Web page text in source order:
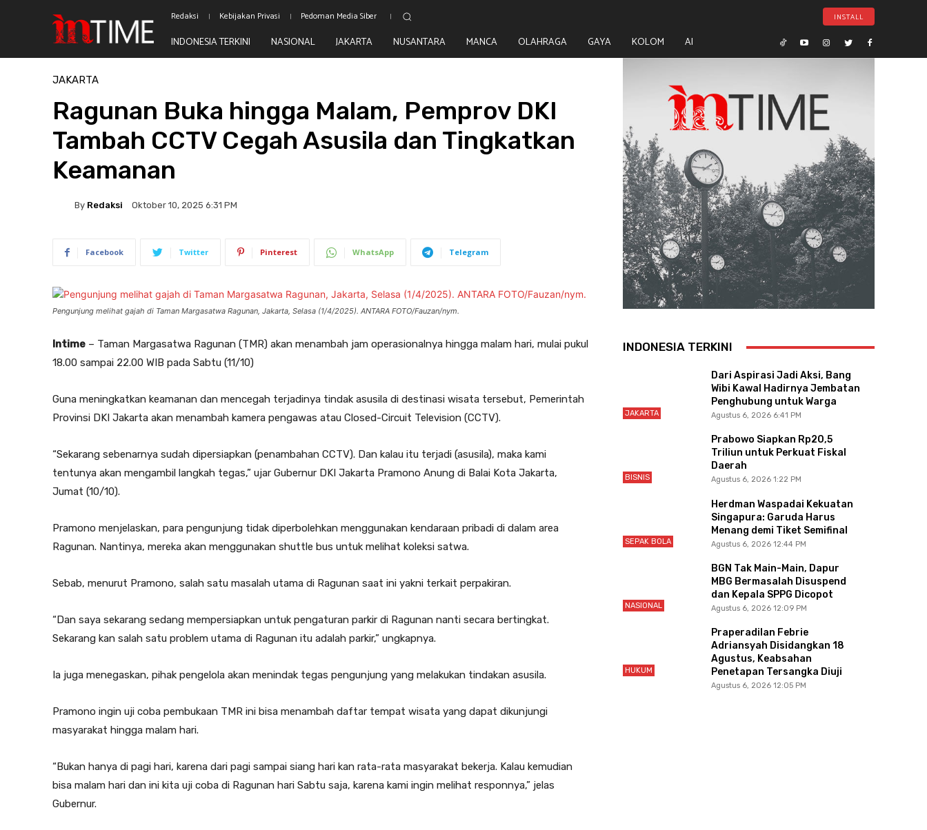
Redaksi Kebijakan Privasi Pedoman Media Siber INSTALL
INDONESIA TERKINI NASIONAL JAKARTA NUSANTARA MANCA OLAHRAGA GAYA KOLOM AI
Beranda Jakarta
JAKARTA
Ragunan Buka hingga Malam, Pemprov DKI
Tambah CCTV Cegah Asusila dan Tingkatkan
Keamanan
By Redaksi Oktober 10, 2025 6:31 PM
Facebook Twitter Pinterest WhatsApp Telegram
Pengunjung melihat gajah di Taman Margasatwa Ragunan, Jakarta, Selasa (1/4/2025). ANTARA FOTO/Fauzan/nym.
Intime – Taman Margasatwa Ragunan (TMR) akan menambah jam operasionalnya hingga malam hari, mulai pukul
18.00 sampai 22.00 WIB pada Sabtu (11/10)
Guna meningkatkan keamanan dan mencegah terjadinya tindak asusila di destinasi wisata tersebut, Pemerintah
Provinsi DKI Jakarta akan menambah kamera pengawas atau Closed-Circuit Television (CCTV).
“Sekarang sebenarnya sudah dipersiapkan (penambahan CCTV). Dan kalau itu terjadi (asusila), maka kami
tentunya akan mengambil langkah tegas,” ujar Gubernur DKI Jakarta Pramono Anung di Balai Kota Jakarta,
Jumat (10/10).
Pramono menjelaskan, para pengunjung tidak diperbolehkan menggunakan kendaraan pribadi di dalam area
Ragunan. Nantinya, mereka akan menggunakan shuttle bus untuk melihat koleksi satwa.
Sebab, menurut Pramono, salah satu masalah utama di Ragunan saat ini yakni terkait perpakiran.
“Dan saya sekarang sedang mempersiapkan untuk pengaturan parkir di Ragunan nanti secara bertingkat.
Sekarang kan salah satu problem utama di Ragunan itu adalah parkir,” ungkapnya.
Ia juga menegaskan, pihak pengelola akan menindak tegas pengunjung yang melakukan tindakan asusila.
Pramono ingin uji coba pembukaan TMR ini bisa menambah daftar tempat wisata yang dapat dikunjungi
masyarakat hingga malam hari.
“Bukan hanya di pagi hari, karena dari pagi sampai siang hari kan rata-rata masyarakat bekerja. Kalau kemudian
bisa malam hari dan ini kita uji coba di Ragunan hari Sabtu saja, karena kami ingin melihat responnya,” jelas
Gubernur.
INDONESIA TERKINI
JAKARTA
Dari Aspirasi Jadi Aksi, Bang
Wibi Kawal Hadirnya Jembatan
Penghubung untuk Warga
Agustus 6, 2026 6:41 PM
BISNIS
Prabowo Siapkan Rp20,5
Triliun untuk Perkuat Fiskal
Daerah
Agustus 6, 2026 1:22 PM
SEPAK BOLA
Herdman Waspadai Kekuatan
Singapura: Garuda Harus
Menang demi Tiket Semifinal
Agustus 6, 2026 12:44 PM
NASIONAL
BGN Tak Main-Main, Dapur
MBG Bermasalah Disuspend
dan Kepala SPPG Dicopot
Agustus 6, 2026 12:09 PM
HUKUM
Praperadilan Febrie
Adriansyah Disidangkan 18
Agustus, Keabsahan
Penetapan Tersangka Diuji
Agustus 6, 2026 12:05 PM